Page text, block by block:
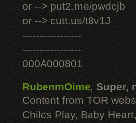
or --> put2.me/pwdcjb
or --> cutt.us/t8v1J
-----------------
-----------------
000A000801
RubenmOime, Super,
Content from TOR
Childs Play, Baby